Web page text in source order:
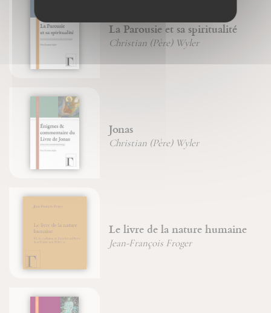
La Parousie et sa spiritualité
Christian (Père) Wyler
Jonas
Christian (Père) Wyler
Le livre de la nature humaine
Jean-François Froger